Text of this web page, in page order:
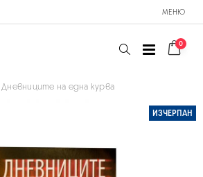
МЕНЮ
0
Дневниците на една курва
ИЗЧЕРПАН